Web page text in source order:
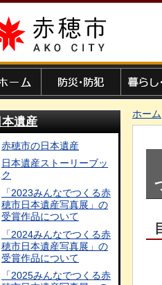
穂市
本遺産
赤穂市の日本遺産
日本遺産ストーリーブッ
ク
「2023みんなでつくる赤
穂市日本遺産写真展」の
受賞作品について
「2024みんなでつくる赤
穂市日本遺産写真展」の
受賞作品について
「2025みんなでつくる赤
ホーム